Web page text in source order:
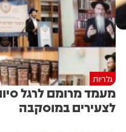
גלריות
מעמד מרומם לרגל
לצעירים במוסקבה